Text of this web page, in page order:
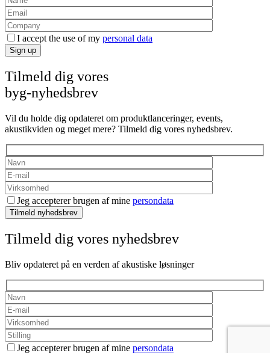
I accept the use of my personal data
Sign up
Tilmeld dig vores
byg-nyhedsbrev
Vil du holde dig opdateret om produktlanceringer, events,
akustikviden og meget mere? Tilmeld dig vores nyhedsbrev.
Jeg accepterer brugen af mine persondata
Tilmeld nyhedsbrev
Tilmeld dig vores nyhedsbrev
Bliv opdateret på en verden af akustiske løsninger
Jeg accepterer brugen af mine persondata